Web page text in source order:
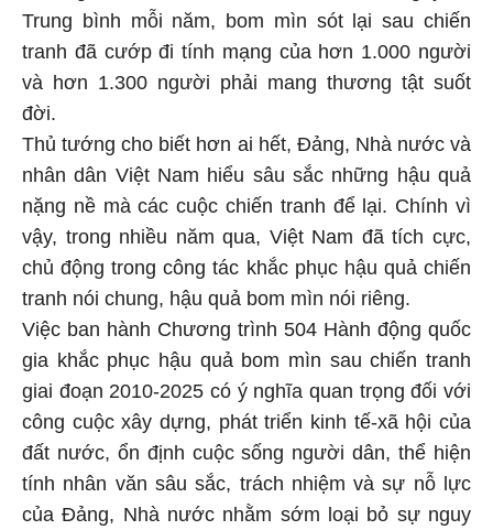
Trung bình mỗi năm, bom mìn sót lại sau chiến
tranh đã cướp đi tính mạng của hơn 1.000 người
và hơn 1.300 người phải mang thương tật suốt
đời.
Thủ tướng cho biết hơn ai hết, Đảng, Nhà nước và
nhân dân Việt Nam hiểu sâu sắc những hậu quả
nặng nề mà các cuộc chiến tranh để lại. Chính vì
vậy, trong nhiều năm qua, Việt Nam đã tích cực,
chủ động trong công tác khắc phục hậu quả chiến
tranh nói chung, hậu quả bom mìn nói riêng.
Việc ban hành Chương trình 504 Hành động quốc
gia khắc phục hậu quả bom mìn sau chiến tranh
giai đoạn 2010-2025 có ý nghĩa quan trọng đối với
công cuộc xây dựng, phát triển kinh tế-xã hội của
đất nước, ổn định cuộc sống người dân, thể hiện
tính nhân văn sâu sắc, trách nhiệm và sự nỗ lực
của Đảng, Nhà nước nhằm sớm loại bỏ sự nguy